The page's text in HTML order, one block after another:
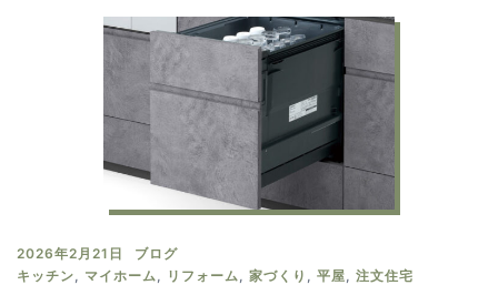
2026年2月21日
ブログ
キッチン, マイホーム, リフォーム, 家づくり , 平屋, 注文住宅